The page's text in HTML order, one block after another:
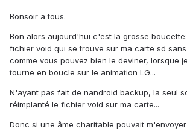
Bonsoir a tous.
Bon alors aujourd'hui c'est la grosse
fichier void qui se trouve sur ma carte sd
comme vous pouvez bien le deviner, lorsque
tourne en boucle sur le animation LG...
N'ayant pas fait de nandroid backup, la seul
réimplanté le fichier void sur ma carte...
Donc si une âme charitable pouvait